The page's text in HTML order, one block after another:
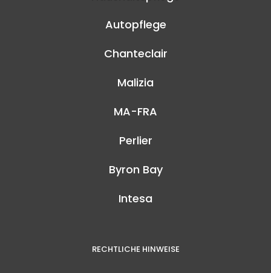
Autopflege
Chanteclair
Malizia
MA-FRA
Perlier
Byron Bay
Intesa
RECHTLICHE HINWEISE